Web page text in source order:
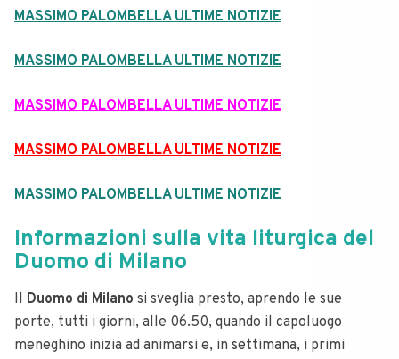
MASSIMO PALOMBELLA ULTIME NOTIZIE
MASSIMO PALOMBELLA ULTIME NOTIZIE
MASSIMO PALOMBELLA ULTIME NOTIZIE
MASSIMO PALOMBELLA ULTIME NOTIZIE
MASSIMO PALOMBELLA ULTIME NOTIZIE
Informazioni sulla vita liturgica del
Duomo di Milano
Il Duomo di Milano si sveglia presto, aprendo le sue
porte, tutti i giorni, alle 06.50, quando il capoluogo
meneghino inizia ad animarsi e, in settimana, i primi